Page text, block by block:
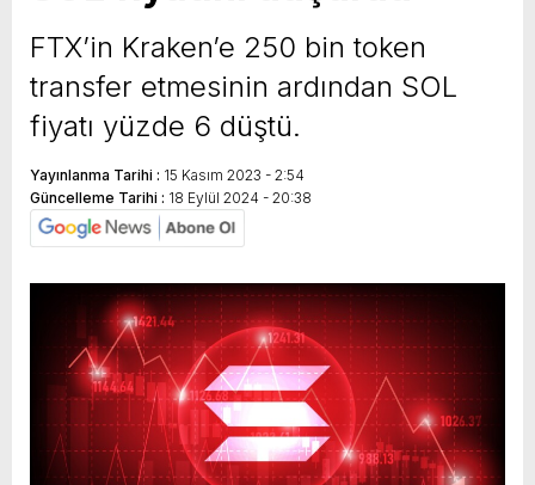
yeni özellikler belli oldu
FTX’in Kraken’e 250 bin token
transfer etmesinin ardından SOL
fiyatı yüzde 6 düştü.
Yayınlanma Tarihi : 15 Kasım 2023 - 2:54
Güncelleme Tarihi : 18 Eylül 2024 - 20:38